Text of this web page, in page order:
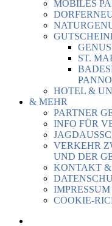
MOBILES
ST.
HOTEL &
& MEHR
PARTNER
INFO FÜR
VERKEHR
UND DER
KONTAKT &
IMPRESSUM
COOKIE-